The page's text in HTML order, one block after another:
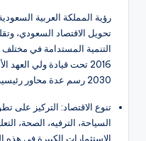
تحويل الاقتصاد السعودي،
التنمية المستدامة في مختلف
2016 تحت قيادة ولي
2030 رسم عدة محاور رئيسية هي:
تنوع الاقتصاد: التركيز على
السياحة، الترفيه، الصحة،
الاستثمارات الكبيرة في هذه